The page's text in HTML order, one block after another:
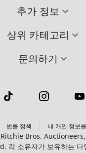
추가 정보
상위 카테고리
문의하기
법률 정책 내 개인 정보
Bros.
각 소유자가 보유하는 다